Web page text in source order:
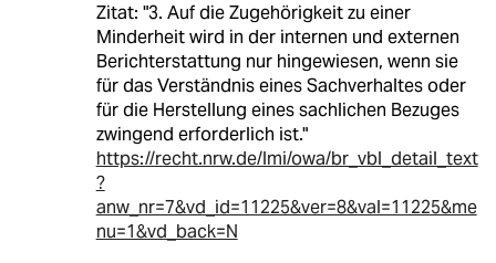
Zitat: "3. Auf die Zugehörigkeit zu einer
Minderheit wird in der internen und externen
Berichterstattung nur hingewiesen, wenn sie
für das Verständnis eines Sachverhaltes oder
für die Herstellung eines sachlichen Bezuges
zwingend erforderlich ist."
https://recht.nrw.de/lmi/owa/br_vbl_detail_text
?
anw_nr=7&vd_id=11225&ver=8&val=11225&me
nu=1&vd_back=N